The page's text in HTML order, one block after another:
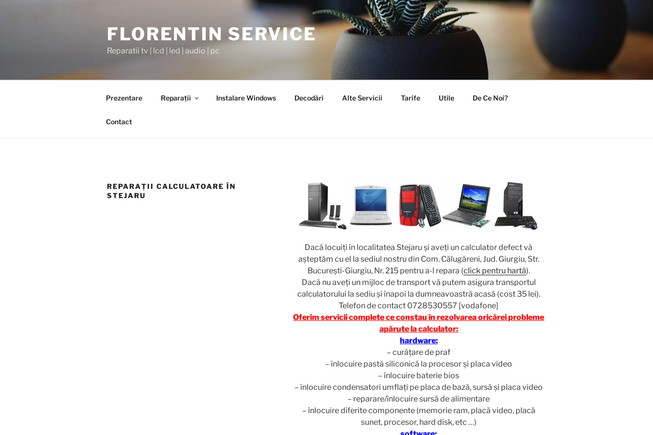
FLORENTIN SERVICE
Reparatii tv | lcd | led | audio | pc
Prezentare Reparaţii Instalare Windows Decodări Alte Servicii Tarife Utile De Ce Noi?
Contact
REPARAŢII CALCULATOARE ÎN
STEJARU
Dacă locuiţi în localitatea Stejaru şi aveţi un calculator defect vă
aşteptăm cu el la sediul nostru din Com. Călugăreni, Jud. Giurgiu, Str.
Bucureşti-Giurgiu, Nr. 215 pentru a-l repara (click pentru hartă).
Dacă nu aveţi un mijloc de transport vă putem asigura transportul
calculatorului la sediu şi înapoi la dumneavoastră acasă (cost 35 lei).
Telefon de contact 0728530557 [vodafone]
Oferim servicii complete ce constau în rezolvarea oricărei probleme
apărute la calculator:
hardware:
– curăţare de praf
– înlocuire pastă siliconică la procesor și placa video
– înlocuire baterie bios
– înlocuire condensatori umflaţi pe placa de bază, sursă şi placa video
– reparare/înlocuire sursă de alimentare
– înlocuire diferite componente (memorie ram, placă video, placă
sunet, procesor, hard disk, etc …)